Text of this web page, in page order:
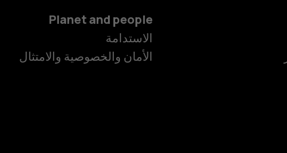
الهواتف الذكية
Planet and people
الاستدامة
الأمان والخصوصية والامتثال